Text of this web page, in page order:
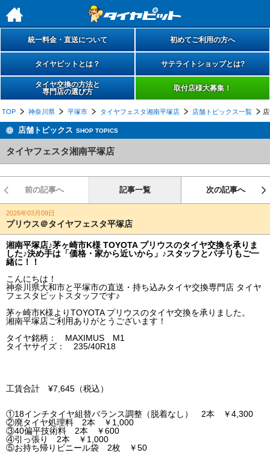
h
統一料金・直送について 初めてご利用の方へ
タイヤピットとは？ サテライトショップとは?
タイヤ交換の方法と
専門店の選び方
取付店様大募集！
TOP 神奈川県 平塚市 タイヤフェスタ湘南平塚店 店舗トピックス一覧
店舗トピックス SHOP TOPICS
タイヤフェスタ湘南平塚店
前の記事へ 記事一覧 次の記事へ
2026年03月09日
プリウス＠タイヤフェスタ平塚店
湘南平塚店♪茅ヶ崎市K様 TOYOTA プリウスのタイヤ交換を承りま
した♪決め手は「価格・家から近いから」♪スタッフとパチリもご一
緒に！！
こんにちは！
神奈川県大和市と平塚市の直送・‪‎持ち込みタイヤ交換専門店‬ タイヤ
フェスタピットスタッフです♪
茅ヶ崎市K様よりTOYOTA プリウスのタイヤ交換を承りました。
湘南平塚店ご利用ありがとうございます！
タイヤ銘柄： MAXIMUS M1
タイヤサイズ： 235/40R18
工賃合計 ¥7,645（税込）
①18インチタイヤ組替バランス調整（脱着なし） 2本 ￥4,300
②廃タイヤ処理料 2本 ￥1,000
③40偏平技術料 2本 ￥600
④引っ張り 2本 ￥1,000
⑤お持ち帰りビニール袋 2枚 ￥50